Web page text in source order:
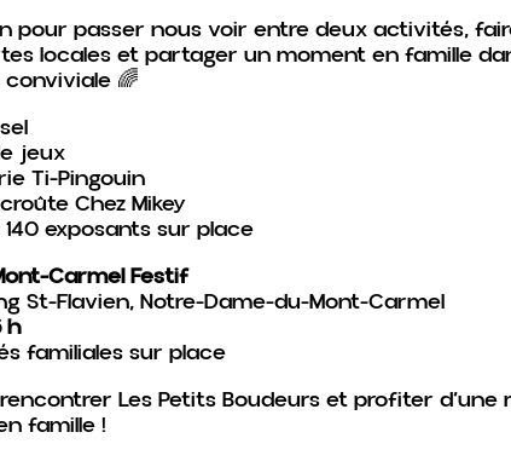
pour passer nous voir entre deux activités,
locales et partager un moment en famille
🌈
jeux
Ti-Pingouin
Chez Mikey
exposants sur place
Carmel Festif
St-Flavien, Notre-Dame-du-Mont-Carmel
h
familiales sur place
Les Petits Boudeurs et profiter
famille !